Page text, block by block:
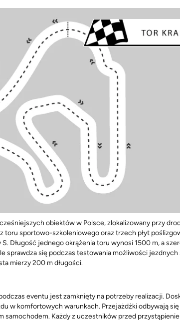
obiektów w Polsce, zlokalizowany przy
toru sportowo-szkoleniowego oraz trzech płyt
Długość jednego okrążenia toru wynosi 1500 m, a
sprawdza się podczas testowania możliwości
mierzy 200 m długości.
eventu jest zamknięty na potrzeby realizacji.
w komfortowych warunkach. Przejażdżki odbywają
Każdy z uczestników przed